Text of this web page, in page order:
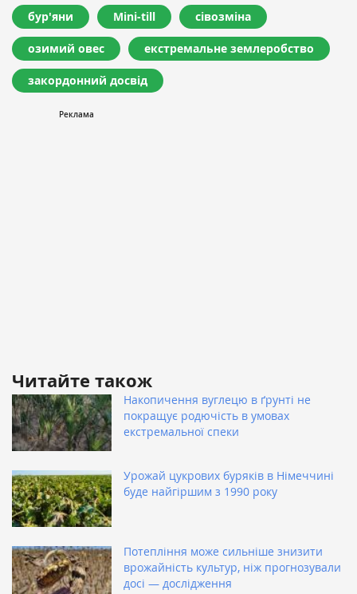
бур'яни Mini-till сівозміна
озимий овес екстремальне землеробство
закордонний досвід
Читайте також
Накопичення вуглецю в ґрунті не
покращує родючість в умовах
екстремальної спеки
Урожай цукрових буряків в Німеччині
буде найгіршим з 1990 року
Потепління може сильніше знизити
врожайність культур, ніж прогнозували
досі — дослідження